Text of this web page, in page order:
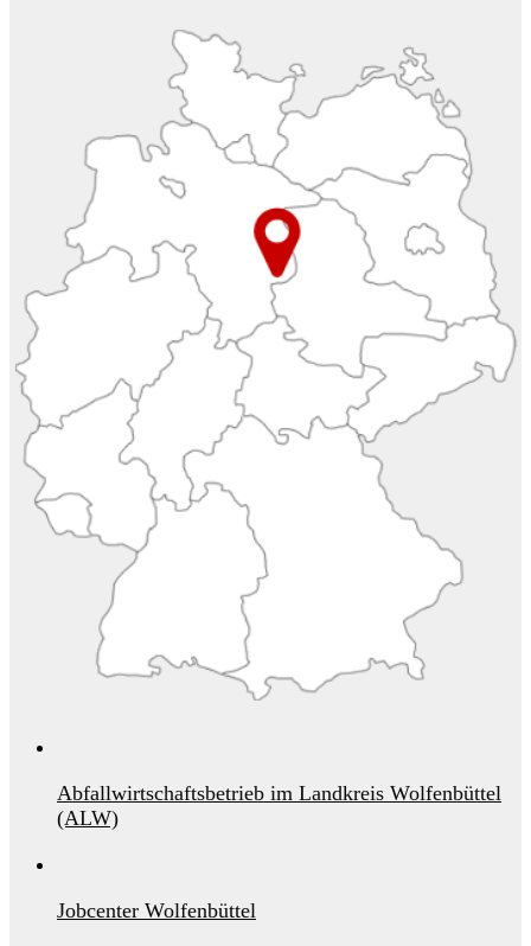
Abfallwirtschaftsbetrieb im Landkreis Wolfenbüttel
(ALW)
Jobcenter Wolfenbüttel